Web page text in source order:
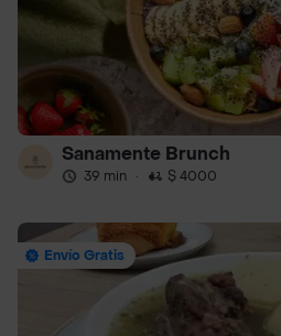
Sanamente Brunch
39 min · $ 4000
Envío Gratis